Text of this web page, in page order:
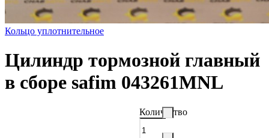
Кольцо уплотнительное
Цилиндр тормозной главный
в сборе safim 043261MNL
Количество